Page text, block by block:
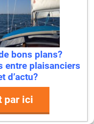
de vos données
bons plans?
entre plaisanciers
d’actu?
par ici